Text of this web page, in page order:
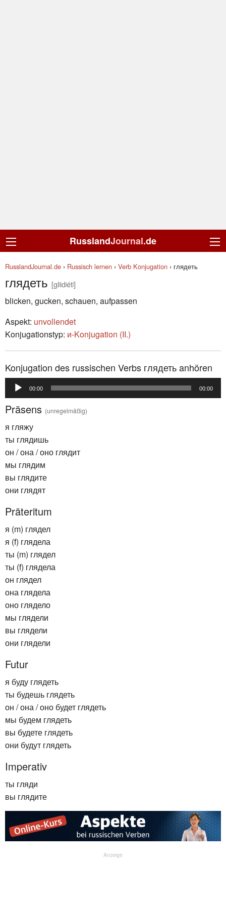
RusslandJournal.de
RusslandJournal.de › Russisch lernen › Verb Konjugation › глядеть
глядеть [glʲidʲétʲ]
blicken, gucken, schauen, aufpassen
Aspekt: unvollendet
Konjugationstyp: и-Konjugation (II.)
Konjugation des russischen Verbs глядеть anhören
Audio-
Player
00:00 00:00
Präsens (unregelmäßig)
я гляжу
ты глядишь
он / она / оно глядит
мы глядим
вы глядите
они глядят
Präteritum
я (m) глядел
я (f) глядела
ты (m) глядел
ты (f) глядела
он глядел
она глядела
оно глядело
мы глядели
вы глядели
они глядели
Futur
я буду глядеть
ты будешь глядеть
он / она / оно будет глядеть
мы будем глядеть
вы будете глядеть
они будут глядеть
Imperativ
ты гляди
вы глядите
Anzeige